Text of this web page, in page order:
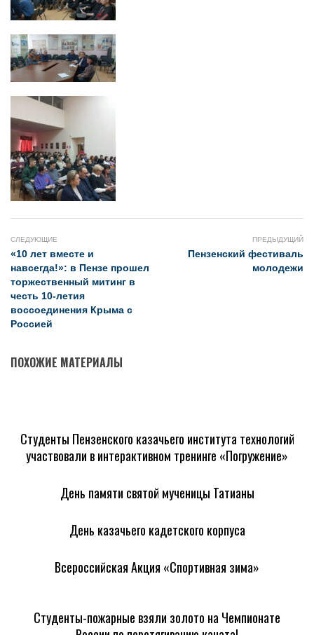
СЛЕДУЮЩИЕ
«10 лет вместе и
навсегда!»: в Пензе прошел
торжественный митинг в
честь 10-летия
воссоединения Крыма с
Россией
ПРЕДЫДУЩИЙ
Пензенский фестиваль
молодежи
ПОХОЖИЕ МАТЕРИАЛЫ
Студенты Пензенского казачьего института технологий
участвовали в интерактивном тренинге «Погружение»
День памяти святой мученицы Татианы
День казачьего кадетского корпуса
Всероссийская Акция «Спортивная зима»
Студенты-пожарные взяли золото на Чемпионате